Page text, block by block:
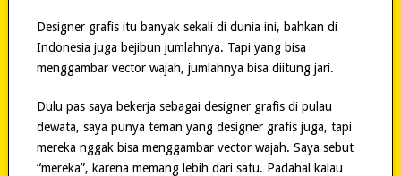
Designer grafis itu banyak sekali di dunia ini, bahkan di
Indonesia juga bejibun jumlahnya. Tapi yang bisa
menggambar vector wajah, jumlahnya bisa diitung jari.
Dulu pas saya bekerja sebagai designer grafis di pulau
dewata, saya punya teman yang designer grafis juga, tapi
mereka nggak bisa menggambar vector wajah. Saya sebut
“mereka”, karena memang lebih dari satu. Padahal kalau